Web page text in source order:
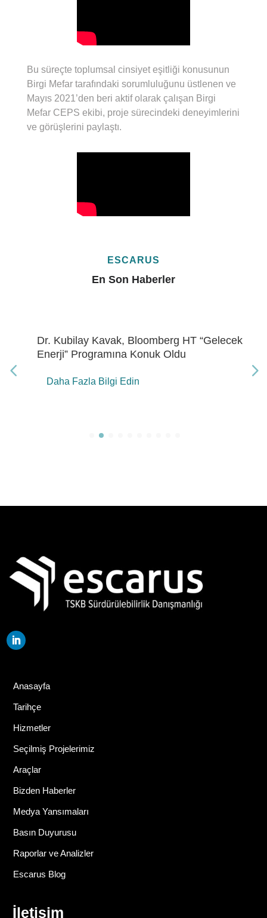
Bu süreçte toplumsal cinsiyet eşitliği konusunun
Birgi Mefar tarafındaki sorumluluğunu üstlenen ve
Mayıs 2021’den beri aktif olarak çalışan Birgi
Mefar CEPS ekibi, proje sürecindeki deneyimlerini
ve görüşlerini paylaştı.
ESCARUS
En Son Haberler
Dr. Kubilay Kavak, Bloomberg HT “Gelecek
Enerji” Programına Konuk Oldu
Daha Fazla Bilgi Edin
Anasayfa
Tarihçe
Hizmetler
Seçilmiş Projelerimiz
Araçlar
Bizden Haberler
Medya Yansımaları
Basın Duyurusu
Raporlar ve Analizler
Escarus Blog
İletişim